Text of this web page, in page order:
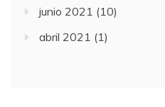
junio 2021 (10)
abril 2021 (1)